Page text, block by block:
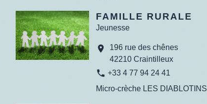
FAMILLE RURALE
Jeunesse
location_on
196 rue des chênes
42210 Craintilleux
phone +33 4 77 94 24 41
Micro-crèche LES DIABLOTINS